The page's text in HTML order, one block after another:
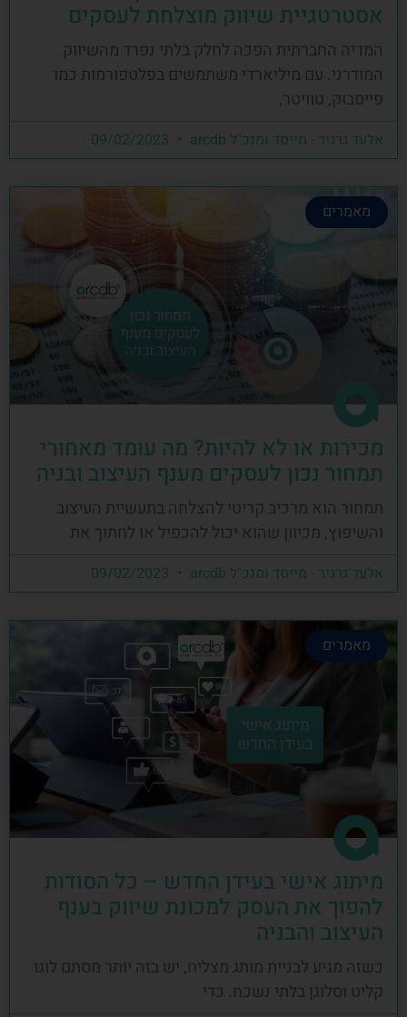
אסטרטגיית שיווק מוצלחת לעסקים
המדיה החברתית הפכה לחלק בלתי נפרד מהשיווק
המודרני. עם מיליארדי משתמשים בפלטפורמות כמו
פייסבוק, טוויטר,
אלעד גרגיר - מייסד ומנכ"ל arcdb
מאמרים
מכירות או לא להיות? מה עומד מאחורי
תמחור נכון לעסקים מענף העיצוב ובניה
תמחור הוא מרכיב קריטי להצלחה בתעשיית העיצוב
והשיפוץ, מכיוון שהוא יכול להכפיל או לחתוך את
אלעד גרגיר - מייסד ומנכ"ל arcdb
מאמרים
מיתוג אישי בעידן החדש – כל הסודות
להפוך את העסק למכונת שיווק בענף
העיצוב והבניה
כשזה מגיע לבניית מותג מצליח, יש בזה יותר מסתם לוגו
קליט וסלוגן בלתי נשכח. כדי